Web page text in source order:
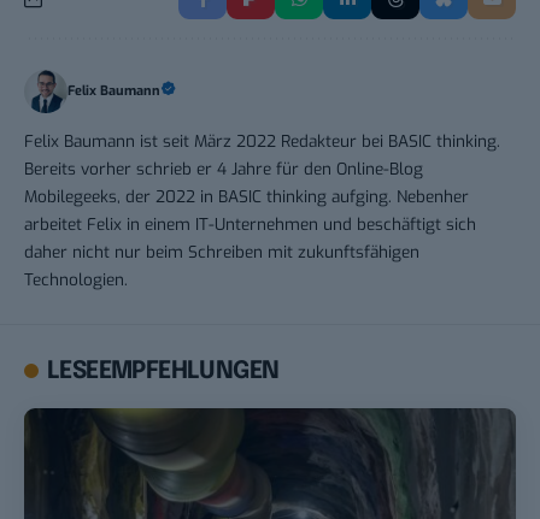
Felix Baumann
Felix Baumann ist seit März 2022 Redakteur bei BASIC thinking.
Bereits vorher schrieb er 4 Jahre für den Online-Blog
Mobilegeeks, der 2022 in BASIC thinking aufging. Nebenher
arbeitet Felix in einem IT-Unternehmen und beschäftigt sich
daher nicht nur beim Schreiben mit zukunftsfähigen
Technologien.
LESEEMPFEHLUNGEN